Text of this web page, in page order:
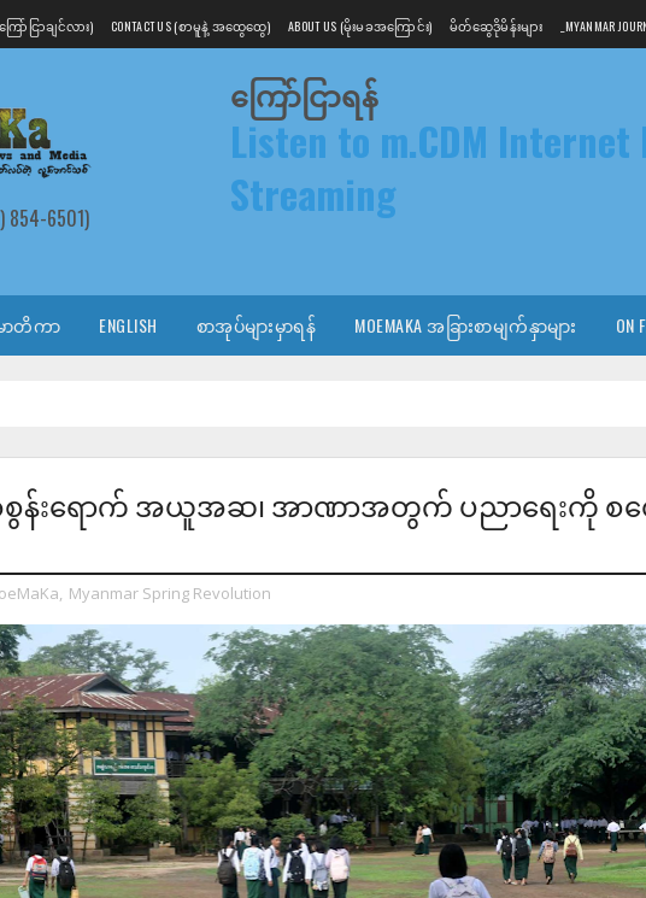
(ကြော်ငြာချင်လား) CONTACT US (စာမူနဲ့ အထွေထွေ) ABOUT US (မိုးမခအကြောင်း) မိတ်ဆွေဒိုမိန်းများ _MYANMAR
854-6501)
ကြော်ငြာရန်
Listen to m.CDM Internet
Streaming
ာတိကာ ENGLISH စာအုပ်များမှာရန် MOEMAKA အခြားစာမျက်နှာများ ON
အစွန်းရောက် အယူအဆ၊ အာဏာအတွက် ပညာရေးကို စ
, Myanmar Spring Revolution